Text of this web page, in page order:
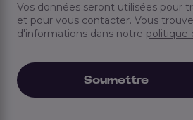
Vos données seront utilisées pour
et pour vous contacter. Vous
d'informations dans notre politique